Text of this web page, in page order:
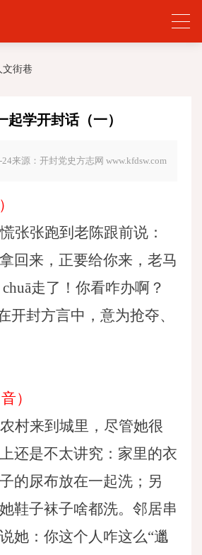
文街巷
起学开封话（一）
24来源：开封党史方志网 www.kfdsw.com
张张跑到老陈跟前说：
回来，正要给你来，老马
chuā走了！你看咋办啊？
开封方言中，意为抢夺、
）
村来到城里，尽管她很
还是不太讲究：家里的衣
的尿布放在一起洗；另
鞋子袜子啥都洗。邻居串
她：你这个人咋这么“邋